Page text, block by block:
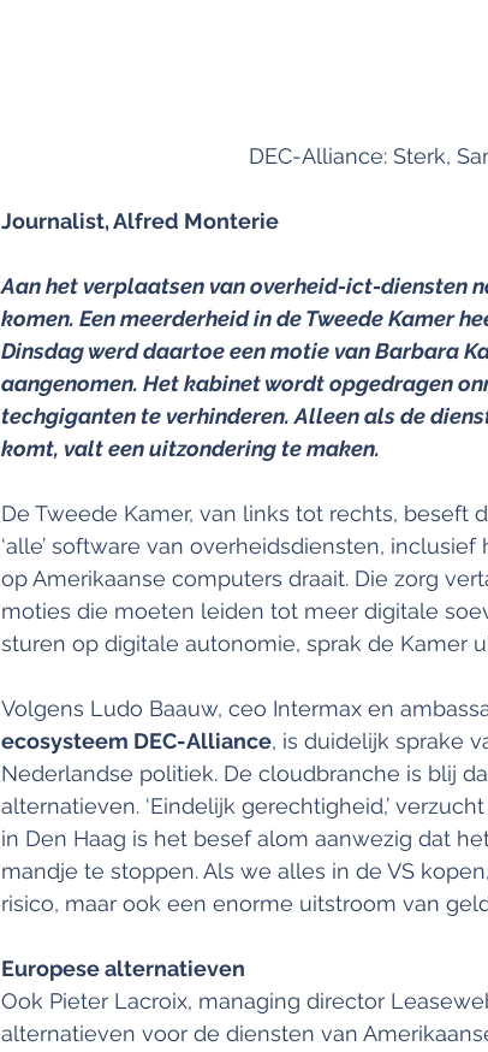
DEC-Alliance: Sterk,
Journalist, Alfred Monterie
Aan het verplaatsen van overheid-ict-diensten
komen. Een meerderheid in de Tweede Kamer
Dinsdag werd daartoe een motie van Barbara
aangenomen. Het kabinet wordt opgedragen
techgiganten te verhinderen. Alleen als de
komt, valt een uitzondering te maken.
De Tweede Kamer, van links tot rechts, beseft
‘alle’ software van overheidsdiensten,
op Amerikaanse computers draait. Die zorg
moties die moeten leiden tot meer digitale
sturen op digitale autonomie, sprak de Kamer
Volgens Ludo Baauw, ceo Intermax en
ecosysteem DEC-Alliance, is duidelijk sprake
Nederlandse politiek. De cloudbranche is blij
alternatieven. ‘Eindelijk gerechtigheid,’
in Den Haag is het besef alom aanwezig dat
mandje te stoppen. Als we alles in de VS
risico, maar ook een enorme uitstroom van
Europese alternatieven
Ook Pieter Lacroix, managing director
alternatieven voor de diensten van